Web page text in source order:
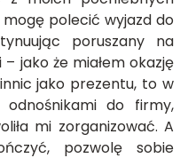
polecić wyjazd do
poruszany na
jako że miałem okazję
jako prezentu, to w
odnośnikami do firmy,
mi zorganizować. A
pozwolę sobie